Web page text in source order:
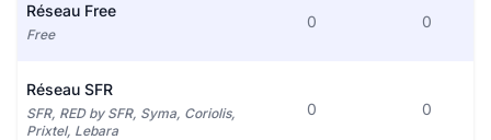
Réseau Free
Free
0 0
Réseau SFR
SFR, RED by SFR, Syma, Coriolis,
Prixtel, Lebara
0 0